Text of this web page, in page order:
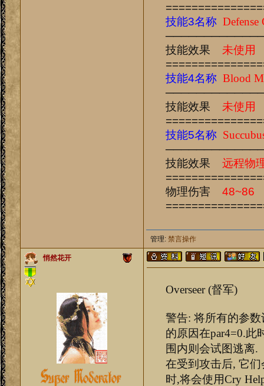
技能3名称 Defense
技能效果 未使用
技能4名称 Blood
技能效果 未使用
技能5名称
技能效果 远程物
物理伤害 48~86
管理: 禁言操作
悄然花开
Overseer (督军)
警告: 将所有的参
的原因在par4=0.此
围内则会试图逃离.
在受到攻击后, 它
时,将会使用Cry